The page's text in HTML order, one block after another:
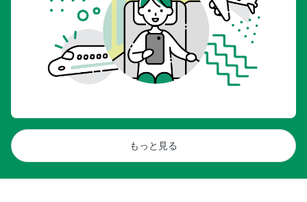
もっと見る